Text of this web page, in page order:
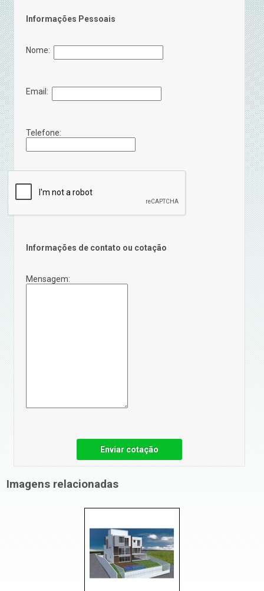
Informações Pessoais
Nome:
Email:
Telefone:
Informações de contato ou cotação
Mensagem:
Enviar cotação
Imagens relacionadas